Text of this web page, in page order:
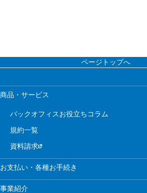
ページトップへ
商品・サービス
バックオフィスお役立ちコラム
規約一覧
資料請求
お支払い・各種お手続き
事業紹介